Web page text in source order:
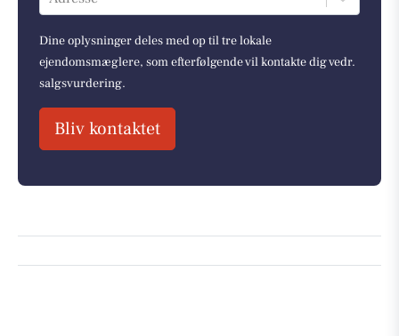
Dine oplysninger deles med op til tre lokale
ejendomsmæglere, som efterfølgende vil kontakte dig vedr.
salgsvurdering.
Bliv kontaktet